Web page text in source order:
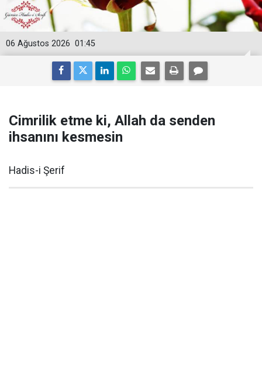
01:45
06 Ağustos 2026
Cimrilik etme ki, Allah da senden
ihsanını kesmesin
Hadis-i Şerif